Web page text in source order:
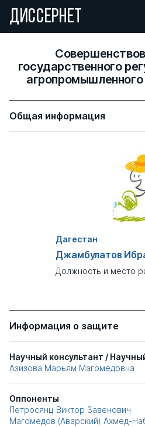
ДИССЕРНЕТ
государственного
Общая информация
Дагестан
Джамбулатов
Должность и место
Информация о защите
Научный консультант /
Азизова Марьям Магомедовна
Оппоненты
Петросянц Виктор Завенович
Магомедов (Аварский) Ахмед-